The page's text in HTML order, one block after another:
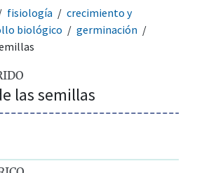
fisiología
crecimiento y
biológico
germinación
las semillas